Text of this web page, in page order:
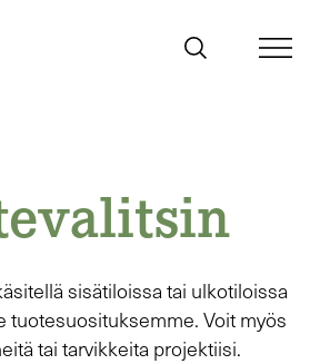
sisätiloissa tai ulkotiloissa
tuotesuosituksemme. Voit myös
tai tarvikkeita projektiisi.